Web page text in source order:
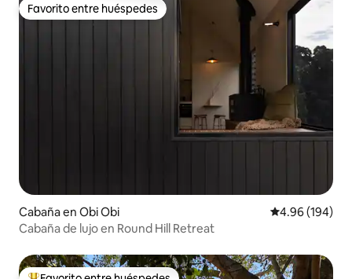
Favorito entre huéspedes
Favorito entre huéspedes
Cabaña en Obi Obi Calificación
4.96 (194)
Cabaña de lujo en Round Hill Retreat